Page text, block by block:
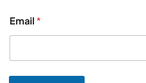
a
i
Email *